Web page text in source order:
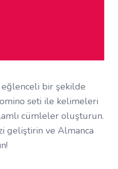
bir şekilde
seti ile kelimeleri
cümleler oluşturun.
geliştirin ve Almanca